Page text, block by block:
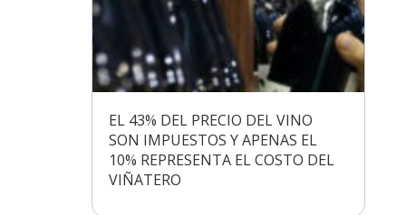
EL 43% DEL PRECIO DEL VINO
SON IMPUESTOS Y APENAS EL
10% REPRESENTA EL COSTO DEL
VIÑATERO